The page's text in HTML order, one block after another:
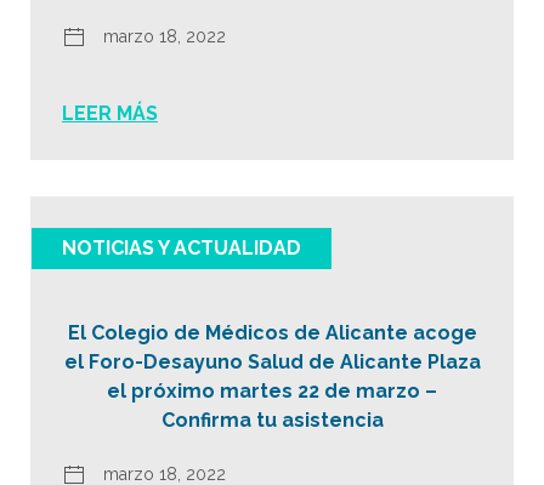
marzo 18, 2022
LEER MÁS
NOTICIAS Y ACTUALIDAD
El Colegio de Médicos de Alicante acoge
el Foro-Desayuno Salud de Alicante Plaza
el próximo martes 22 de marzo –
Confirma tu asistencia
marzo 18, 2022